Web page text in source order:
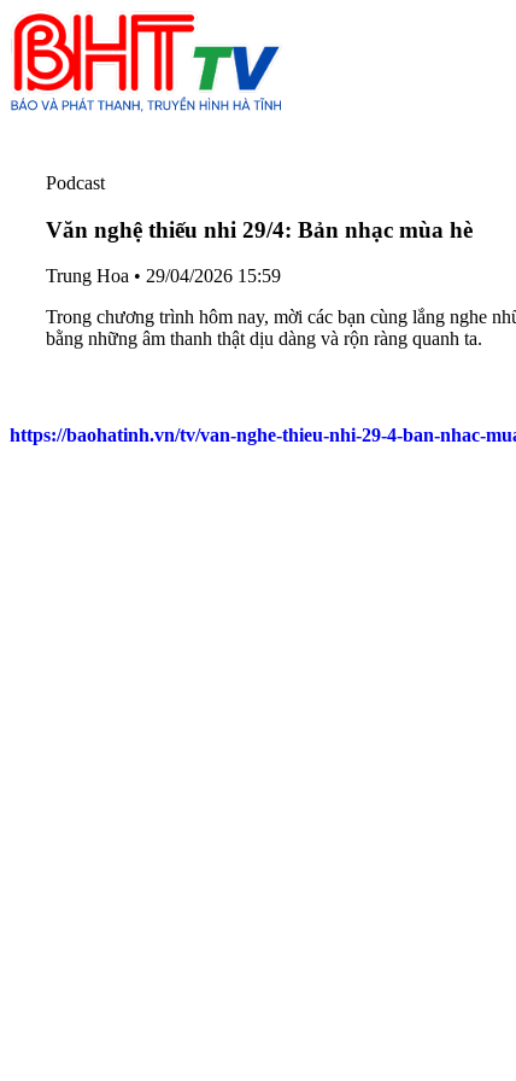
Podcast
Văn nghệ thiếu nhi 29/4: Bản nhạc mùa hè
Trung Hoa • 29/04/2026 15:59
Trong chương trình hôm nay, mời các bạn cùng lắng nghe
bằng những âm thanh thật dịu dàng và rộn ràng quanh ta.
https://baohatinh.vn/tv/van-nghe-thieu-nhi-29-4-ban-nhac-